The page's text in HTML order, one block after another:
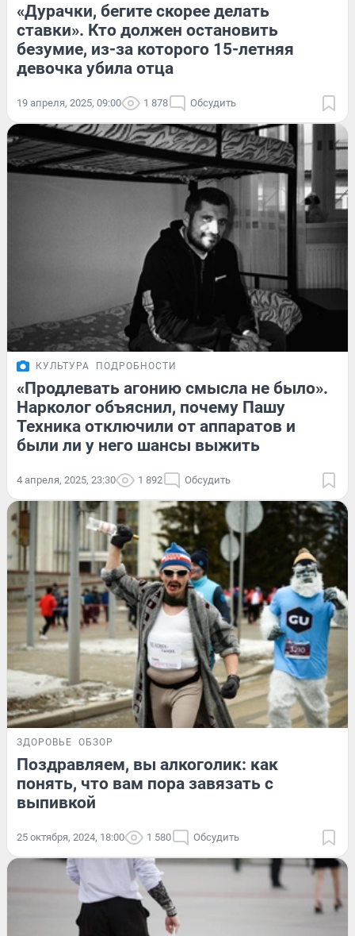
«Дурачки, бегите скорее делать
ставки». Кто должен остановить
безумие, из-за которого 15-летняя
девочка убила отца
19 апреля, 2025, 09:00 1 878 Обсудить
КУЛЬТУРА ПОДРОБНОСТИ
«Продлевать агонию смысла не было».
Нарколог объяснил, почему Пашу
Техника отключили от аппаратов и
были ли у него шансы выжить
4 апреля, 2025, 23:30 1 892 Обсудить
ЗДОРОВЬЕ ОБЗОР
Поздравляем, вы алкоголик: как
понять, что вам пора завязать с
выпивкой
25 октября, 2024, 18:00 1 580 Обсудить